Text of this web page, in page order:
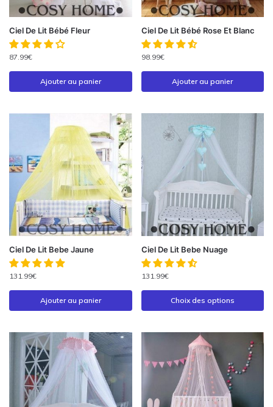
Ciel De Lit Bébé Fleur
87.99€
Ajouter au panier
Ciel De Lit Bébé Rose Et Blanc
98.99€
Ajouter au panier
Ciel De Lit Bebe Jaune
131.99€
Ajouter au panier
Ciel De Lit Bebe Nuage
131.99€
Choix des options